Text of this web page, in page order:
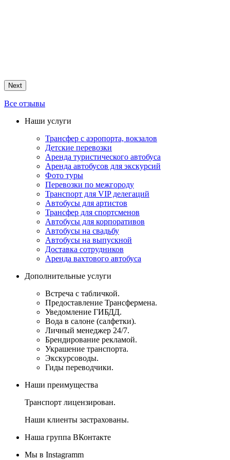
Next
Все отзывы
Наши услуги
Трансфер с аэропорта, вокзалов
Детские перевозки
Аренда туристического автобуса
Аренда автобусов для экскурсий
Фото туры
Перевозки по межгороду
Транспорт для VIP делегаций
Автобусы для артистов
Трансфер для спортсменов
Автобусы для корпоративов
Автобусы на свадьбу
Автобусы на выпускной
Доставка сотрудников
Аренда вахтового автобуса
Дополнительные услуги
Встреча с табличкой.
Предоставление Трансфермена.
Уведомление ГИБДД.
Вода в салоне (салфетки).
Личный менеджер 24/7.
Брендирование рекламой.
Украшение транспорта.
Экскурсоводы.
Гиды переводчики.
Наши преимущества
Транспорт лицензирован.
Наши клиенты застрахованы.
Наша группа ВКонтакте
Мы в Instagramm